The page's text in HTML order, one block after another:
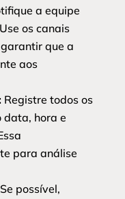
a equipe
os canais
que a
aos
Registre todos os
data, hora e
para análise
possível,